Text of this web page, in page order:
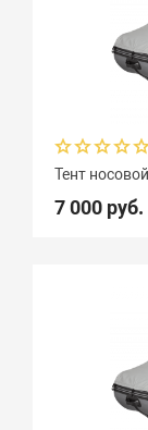
Тент
7 000 руб.